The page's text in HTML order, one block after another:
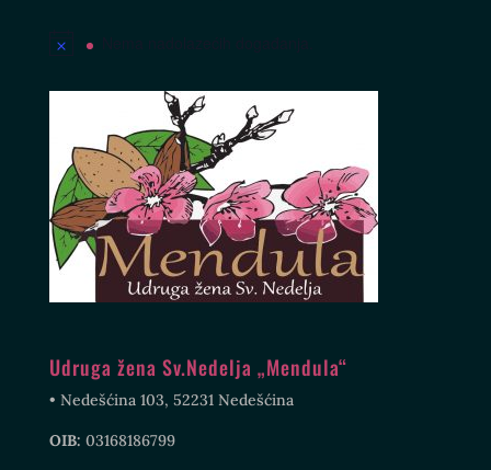
Udruga žena Sv.Nedelja „Mendula“
• Nedešćina 103, 52231 Nedešćina
OIB: 03168186799